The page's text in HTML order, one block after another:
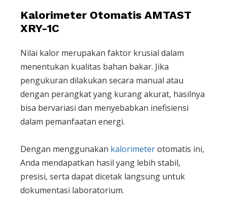
Kalorimeter Otomatis AMTAST
XRY-1C
Nilai kalor merupakan faktor krusial dalam
menentukan kualitas bahan bakar. Jika
pengukuran dilakukan secara manual atau
dengan perangkat yang kurang akurat, hasilnya
bisa bervariasi dan menyebabkan inefisiensi
dalam pemanfaatan energi.
Dengan menggunakan kalorimeterotomatis ini,
Anda mendapatkan hasil yang lebih stabil,
presisi, serta dapat dicetak langsung untuk
dokumentasi laboratorium.